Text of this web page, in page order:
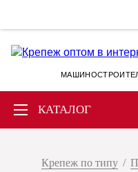
КАТАЛОГ
Крепеж по типу /